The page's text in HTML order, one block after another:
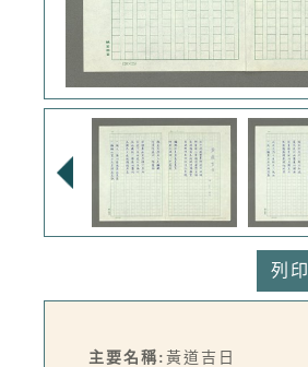
列印
主要名稱: 黃道吉日